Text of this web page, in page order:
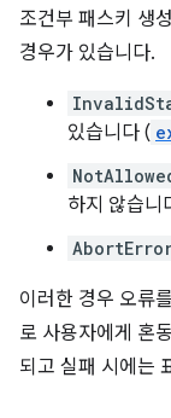
조건부 패스키 생
경우가 있습니다.
있습니다 (
하지 않습니
이러한 경우 오류
로 사용자에게 혼
되고 실패 시에는